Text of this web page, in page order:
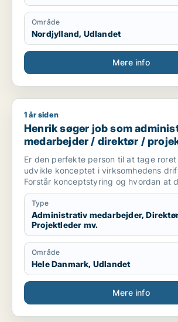
Område
Nordjylland, Udlandet
Mere info
Henrik søger job som administrativ
1 år siden
Henrik søger job som
medarbejder / direktør /
driftsleder / afdelingsleder
Er den perfekte person til at tage
udvikle konceptet i virksomhedens
Forstår konceptstyring og hvordan at
fra start til slut...
Har i brug for den som den som kan se
komme i gang og styre udviklingen
så har i fundet en løsning med mig......
Type
Administrativ medarbejder,
Projektleder mv.
Område
Hele Danmark, Udlandet
Mere info